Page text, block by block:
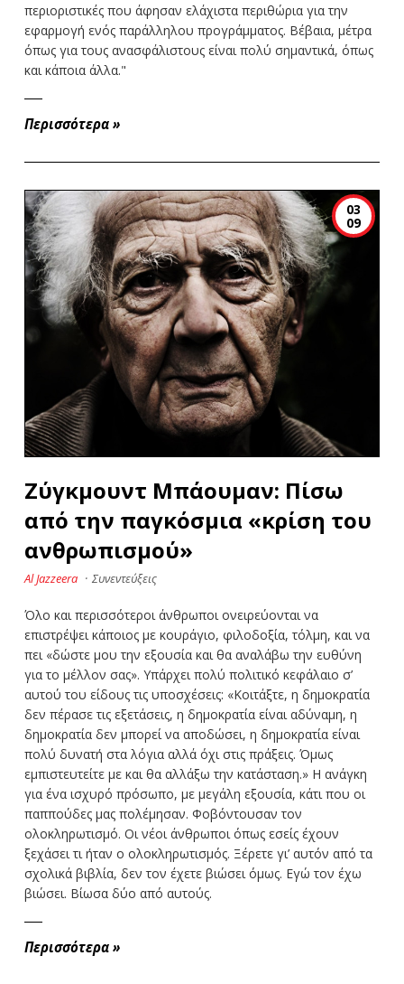
περιοριστικές που άφησαν ελάχιστα περιθώρια για την
εφαρμογή ενός παράλληλου προγράμματος. Βέβαια, μέτρα
όπως για τους ανασφάλιστους είναι πολύ σημαντικά, όπως
και κάποια άλλα."
Περισσότερα »
03
09
Ζύγκμουντ Μπάουμαν: Πίσω
από την παγκόσμια «κρίση του
ανθρωπισμού»
Al Jazzeera · Συνεντεύξεις
Όλο και περισσότεροι άνθρωποι ονειρεύονται να
επιστρέψει κάποιος με κουράγιο, φιλοδοξία, τόλμη, και να
πει «δώστε μου την εξουσία και θα αναλάβω την ευθύνη
για το μέλλον σας». Υπάρχει πολύ πολιτικό κεφάλαιο σ’
αυτού του είδους τις υποσχέσεις: «Κοιτάξτε, η δημοκρατία
δεν πέρασε τις εξετάσεις, η δημοκρατία είναι αδύναμη, η
δημοκρατία δεν μπορεί να αποδώσει, η δημοκρατία είναι
πολύ δυνατή στα λόγια αλλά όχι στις πράξεις. Όμως
εμπιστευτείτε με και θα αλλάξω την κατάσταση.» Η ανάγκη
για ένα ισχυρό πρόσωπο, με μεγάλη εξουσία, κάτι που οι
παππούδες μας πολέμησαν. Φοβόντουσαν τον
ολοκληρωτισμό. Οι νέοι άνθρωποι όπως εσείς έχουν
ξεχάσει τι ήταν ο ολοκληρωτισμός. Ξέρετε γι’ αυτόν από τα
σχολικά βιβλία, δεν τον έχετε βιώσει όμως. Εγώ τον έχω
βιώσει. Βίωσα δύο από αυτούς.
Περισσότερα »